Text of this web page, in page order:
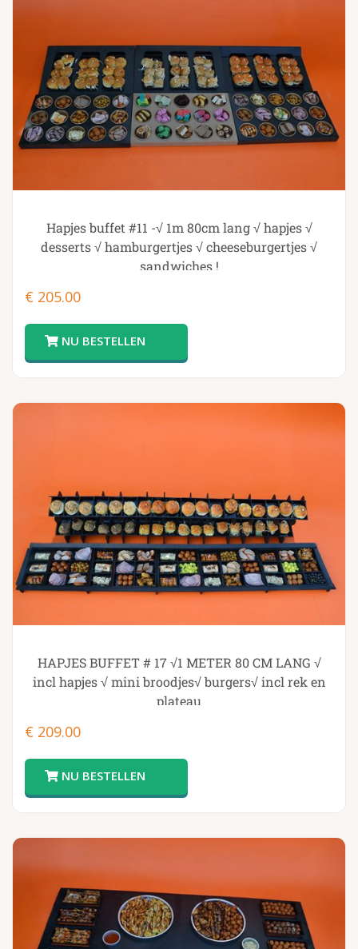
Hapjes buffet #11 -√ 1m 80cm lang √ hapjes √
desserts √ hamburgertjes √ cheeseburgertjes √
sandwiches !
€ 205.00
HAPJES BUFFET # 17 √1 METER 80 CM LANG √
incl hapjes √ mini broodjes√ burgers√ incl rek en
plateau
€ 209.00